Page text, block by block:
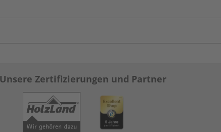
Unsere Zertifizierungen und Partner